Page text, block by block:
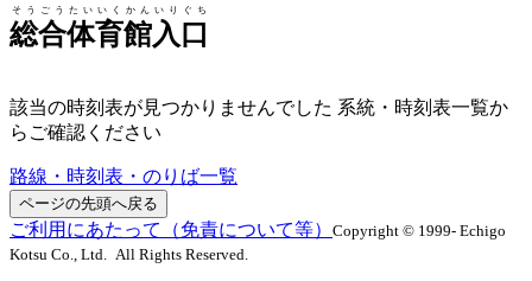
総合体育館入口
そうごうたいいくかんいりぐち
該当の時刻表が見つかりませんでした 系統・時刻表一覧か
らご確認ください
路線・時刻表・のりば一覧
ページの先頭へ戻る
ご利用にあたって（免責について等） Copyright © 1999- Echigo
Kotsu Co., Ltd. All Rights Reserved.